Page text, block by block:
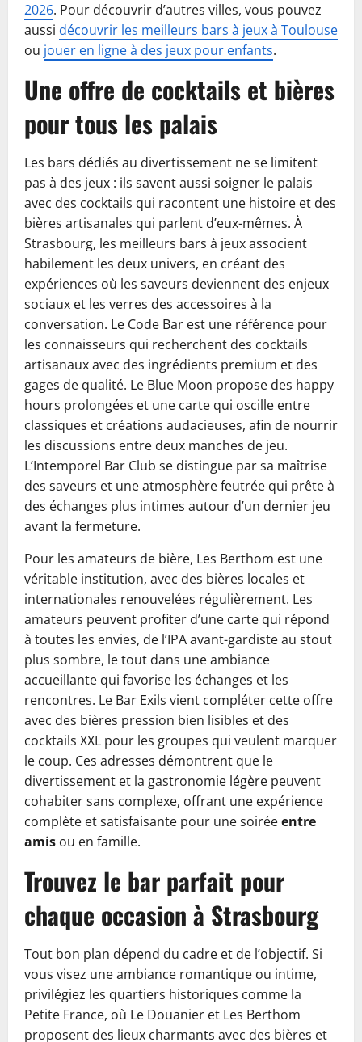
2026. Pour découvrir d’autres villes, vous pouvez
aussi découvrir les meilleurs bars à jeux à Toulouse
ou jouer en ligne à des jeux pour enfants.
Une offre de cocktails et bières
pour tous les palais
Les bars dédiés au divertissement ne se limitent
pas à des jeux : ils savent aussi soigner le palais
avec des cocktails qui racontent une histoire et des
bières artisanales qui parlent d’eux-mêmes. À
Strasbourg, les meilleurs bars à jeux associent
habilement les deux univers, en créant des
expériences où les saveurs deviennent des enjeux
sociaux et les verres des accessoires à la
conversation. Le Code Bar est une référence pour
les connaisseurs qui recherchent des cocktails
artisanaux avec des ingrédients premium et des
gages de qualité. Le Blue Moon propose des happy
hours prolongées et une carte qui oscille entre
classiques et créations audacieuses, afin de nourrir
les discussions entre deux manches de jeu.
L’Intemporel Bar Club se distingue par sa maîtrise
des saveurs et une atmosphère feutrée qui prête à
des échanges plus intimes autour d’un dernier jeu
avant la fermeture.
Pour les amateurs de bière, Les Berthom est une
véritable institution, avec des bières locales et
internationales renouvelées régulièrement. Les
amateurs peuvent profiter d’une carte qui répond
à toutes les envies, de l’IPA avant-gardiste au stout
plus sombre, le tout dans une ambiance
accueillante qui favorise les échanges et les
rencontres. Le Bar Exils vient compléter cette offre
avec des bières pression bien lisibles et des
cocktails XXL pour les groupes qui veulent marquer
le coup. Ces adresses démontrent que le
divertissement et la gastronomie légère peuvent
cohabiter sans complexe, offrant une expérience
complète et satisfaisante pour une soiréeentre
amis ou en famille.
Trouvez le bar parfait pour
chaque occasion à Strasbourg
Tout bon plan dépend du cadre et de l’objectif. Si
vous visez une ambiance romantique ou intime,
privilégiez les quartiers historiques comme la
Petite France, où Le Douanier et Les Berthom
proposent des lieux charmants avec des bières et